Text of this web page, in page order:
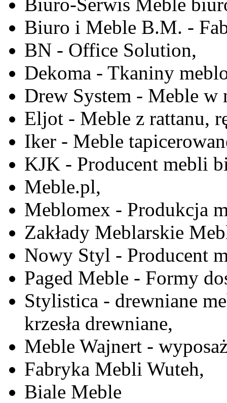
Biuro i Meble B.M. -
BN - Office Solution,
Dekoma - Tkaniny
Drew System - Meble w
Eljot - Meble z rattanu,
Iker - Meble
KJK - Producent mebli
Meble.pl,
Meblomex - Produkcja
Zakłady Meblarskie
Nowy Styl - Producent
Paged Meble - Formy
Stylistica - drewniane
krzesła drewniane,
Meble Wajnert -
Fabryka Mebli Wuteh,
Biale Meble